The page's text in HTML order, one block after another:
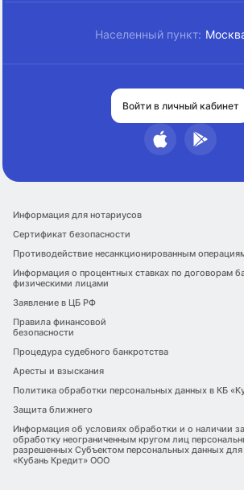
Населенный пункт:
Войти в личный кабинет
Информация для нотариусов
Сертификат безопасности
Противодействие несанкционированным
Информация о процентных ставках по договорам
физическими лицами
Заявление в ЦБ РФ
Правила финансовой
безопасности
Процедура судебного банкротства
Аресты и взыскания
Политика обработки персональных данных в КБ
Защита ближнего
Информация об условиях обработки и о наличии
обработку неограниченным кругом лиц
разрешенных Субъектом персональных данных для
«Кубань Кредит» ООО